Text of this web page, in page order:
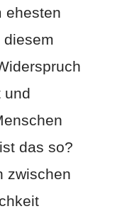
ehesten
diesem
und
das so?
zwischen